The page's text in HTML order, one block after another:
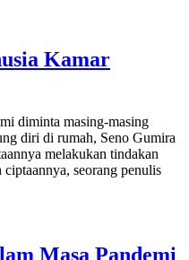
Kamar
diminta masing-masing
diri di rumah, Seno Gumira
melakukan tindakan
seorang penulis
Masa Pandemi